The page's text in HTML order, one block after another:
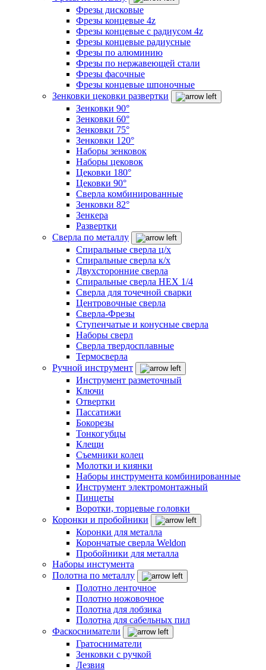
Фрезы дисковые
Фрезы концевые 4z
Фрезы концевые с радиусом 4z
Фрезы концевые радиусные
Фрезы по алюминию
Фрезы по нержавеющей стали
Фрезы фасочные
Фрезы концевые шпоночные
Зенковки цековки развертки
Зенковки 90°
Зенковки 60°
Зенковки 75°
Зенковки 120°
Наборы зенковок
Наборы цековок
Цековки 180°
Цековки 90°
Сверла комбинированные
Зенковки 82°
Зенкера
Развертки
Сверла по металлу
Спиральные сверла ц/х
Спиральные сверла к/х
Двухсторонние сверла
Спиральные сверла HEX 1/4
Сверла для точечной сварки
Центровочные сверла
Сверла-Фрезы
Ступенчатые и конусные сверла
Наборы сверл
Сверла твердосплавные
Термосверла
Ручной инструмент
Инструмент разметочный
Ключи
Отвертки
Пассатижи
Бокорезы
Тонкогубцы
Клещи
Съемники колец
Молотки и киянки
Наборы инструмента комбинированные
Инструмент электромонтажный
Пинцеты
Воротки, торцевые головки
Коронки и пробойники
Коронки для металла
Корончатые сверла Weldon
Пробойники для металла
Наборы инстумента
Полотна по металлу
Полотно ленточное
Полотно ножовочное
Полотна для лобзика
Полотна для сабельных пил
Фаскосниматели
Гратосниматели
Зенковки с ручкой
Лезвия